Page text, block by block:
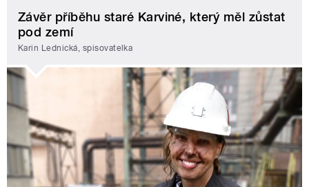
Závěr příběhu staré Karviné, který měl zůstat
pod zemí
Karin Lednická, spisovatelka